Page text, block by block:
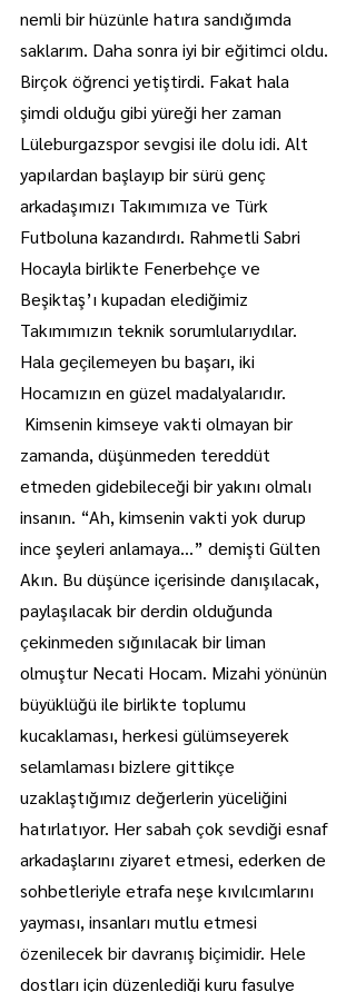
nemli bir hüzünle hatıra sandığımda
saklarım. Daha sonra iyi bir eğitimci oldu.
Birçok öğrenci yetiştirdi. Fakat hala
şimdi olduğu gibi yüreği her zaman
Lüleburgazspor sevgisi ile dolu idi. Alt
yapılardan başlayıp bir sürü genç
arkadaşımızı Takımımıza ve Türk
Futboluna kazandırdı. Rahmetli Sabri
Hocayla birlikte Fenerbehçe ve
Beşiktaş’ı kupadan elediğimiz
Takımımızın teknik sorumlularıydılar.
Hala geçilemeyen bu başarı, iki
Hocamızın en güzel madalyalarıdır.
Kimsenin kimseye vakti olmayan bir
zamanda, düşünmeden tereddüt
etmeden gidebileceği bir yakını olmalı
insanın. “Ah, kimsenin vakti yok durup
ince şeyleri anlamaya…” demişti Gülten
Akın. Bu düşünce içerisinde danışılacak,
paylaşılacak bir derdin olduğunda
çekinmeden sığınılacak bir liman
olmuştur Necati Hocam. Mizahi yönünün
büyüklüğü ile birlikte toplumu
kucaklaması, herkesi gülümseyerek
selamlaması bizlere gittikçe
uzaklaştığımız değerlerin yüceliğini
hatırlatıyor. Her sabah çok sevdiği esnaf
arkadaşlarını ziyaret etmesi, ederken de
sohbetleriyle etrafa neşe kıvılcımlarını
yayması, insanları mutlu etmesi
özenilecek bir davranış biçimidir. Hele
dostları için düzenlediği kuru fasulye